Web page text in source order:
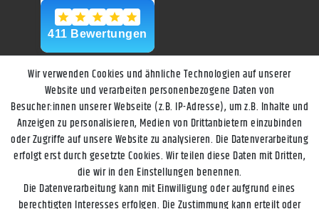
Wir verwenden Cookies und ähnliche Technologien auf unserer
Website und verarbeiten personenbezogene Daten von
Besucher:innen unserer Webseite (z.B. IP-Adresse), um z.B. Inhalte und
Anzeigen zu personalisieren, Medien von Drittanbietern einzubinden
oder Zugriffe auf unsere Website zu analysieren. Die Datenverarbeitung
erfolgt erst durch gesetzte Cookies. Wir teilen diese Daten mit Dritten,
die wir in den Einstellungen benennen.
Die Datenverarbeitung kann mit Einwilligung oder aufgrund eines
berechtigten Interesses erfolgen. Die Zustimmung kann erteilt oder